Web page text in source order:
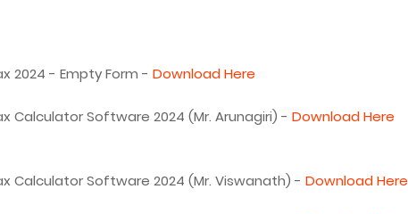
2024 - Empty Form - Download Here
Calculator Software 2024 (Mr. Arunagiri) - Download Here
Calculator Software 2024 (Mr. Viswanath) - Download Here